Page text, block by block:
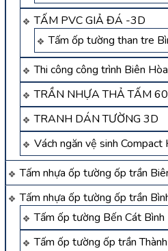
TẤM PVC GIẢ ĐÁ -3D
Tấm ốp tường than tre
Thi công công trình Biên
TRẦN NHỰA THẢ TẤM
TRANH DÁN TƯỜNG 3D
Vách ngăn vệ sinh Compact
Tấm nhựa ốp tường ốp trần
Tấm nhựa ốp tường ốp trần
Tấm ốp tường Bến Cát
Tấm ốp tường ốp trần